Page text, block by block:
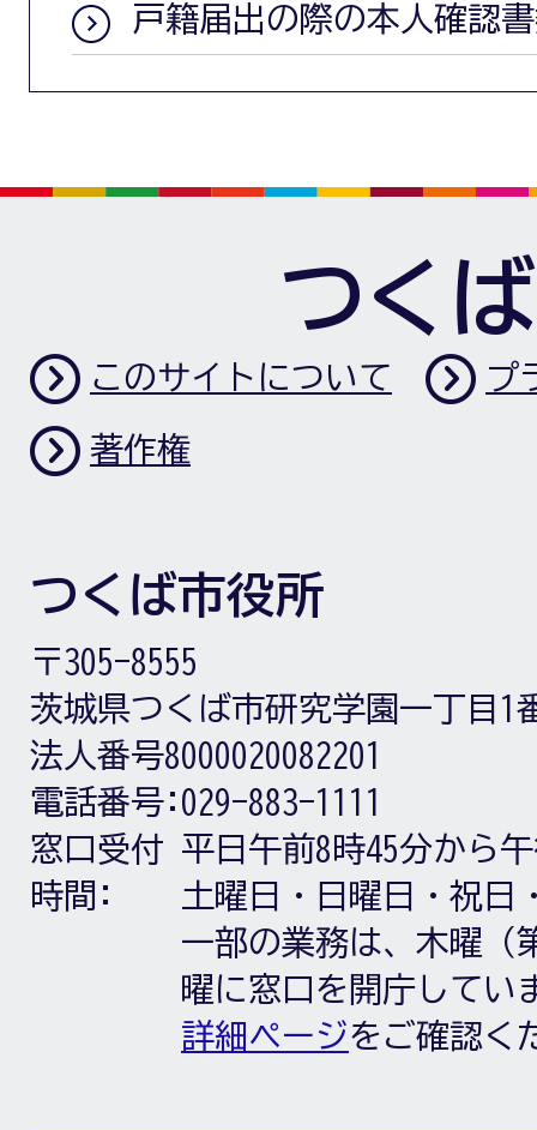
戸籍届出の際の本人確認
つく
このサイトについて プ
著作権
つくば市役所
〒305-8555
茨城県つくば市研究学園一丁目1
法人番号8000020082201
電話番号: 029-883-1111
窓口受付
時間:
平日午前8時45分から
土曜日・日曜日・祝日
一部の業務は、木曜（
曜に窓口を開庁してい
詳細ページをご確認く